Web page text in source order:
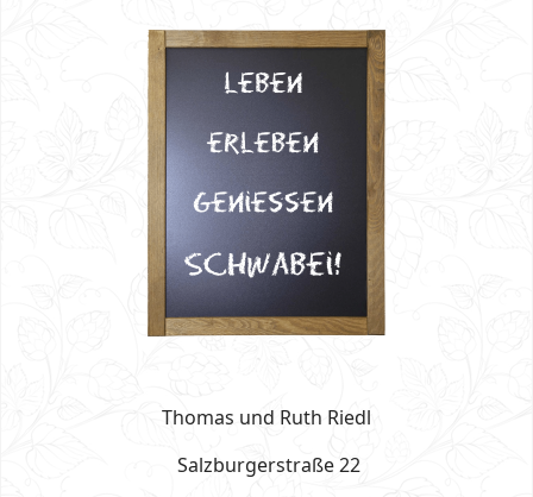
Thomas und Ruth Riedl
Salzburgerstraße 22